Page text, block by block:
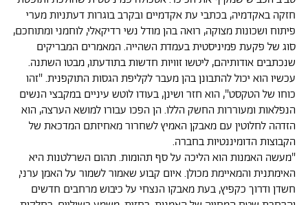
חזקה באקדמיה, בכתבי עת אקדמיים ובקרב בוגרות דעתניות מערי
פיתוח ושכונות מצוקה, רואה בהן מודל נשי רדיקאלי, לוחמני ומתוחכם,
סוג של פקעת פמיניסטית בעמדת השהייה. המאמרים המבריקים
שנכתבים אודותיהם, ליטשו זוויות חדשות בתודעתו, מבטו השתנה.
עכשיו הוא יכול להתבונן בהן מעבר לקליפת הגסות התוקפנית. "זהו
כוחו של הטקסט", הוא חזר ושינן, בעודו לוטש עיניים במקבצי הנשים
הנפלאות ומעוררות החשק הללו. הן הפכו עבורו למושא הערצה, הוא
הזדהה לחלוטין עם מאבקן האמיץ לשחרור מאחיזתם המדכאת של
הקבוצות הדומיננטיות בחברה.
"מעשה האמנות הוא הליכה על סף תהומות. תהום השרלטנות היא
האימתנית והמאיימת מכולן. איום קבוע שאמור לשמור על האמן ערני,
חשדן ודרוך כקפיץ, בעת מאבקו הנצחי על כיבוש מרחבים חדשים